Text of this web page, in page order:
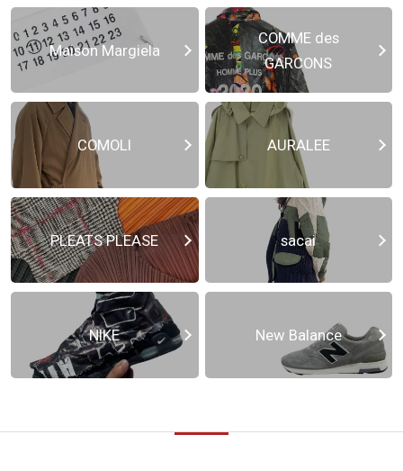
Maison Margiela
COMME des
GARCONS
COMOLI AURALEE
PLEATS PLEASE sacai
NIKE New Balance